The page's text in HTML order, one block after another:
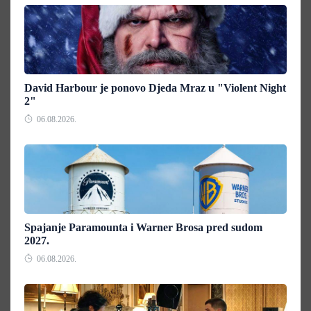
David Harbour je ponovo Djeda Mraz u "Violent Night
2"
06.08.2026.
Spajanje Paramounta i Warner Brosa pred sudom
2027.
06.08.2026.